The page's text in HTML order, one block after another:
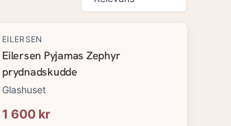
EILERSEN
Eilersen Pyjamas Zephyr
prydnadskudde
Glashuset
1 600 kr